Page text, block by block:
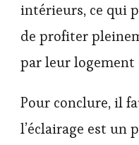
intérieurs, ce qui
de profiter
par leur logement
Pour conclure, il
l’éclairage est un